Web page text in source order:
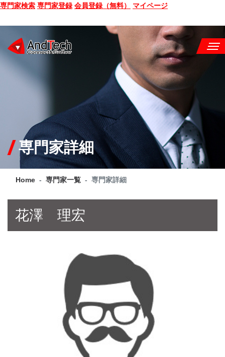
専門家検索 専門家登録 会員登録（無料） マイページ
CONSULTING
SERVICE
COMPANY
Q&A
専門家詳細
Home 専門家一覧 専門家詳細
花澤 理宏